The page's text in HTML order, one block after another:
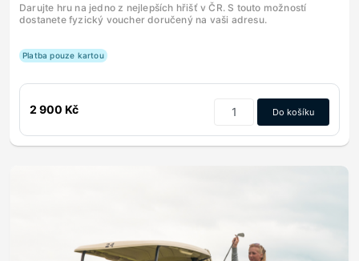
Darujte hru na jedno z nejlepších hřišť v ČR. S touto možností
dostanete fyzický voucher doručený na vaši adresu.
Platba pouze kartou
2 900 Kč Do košíku